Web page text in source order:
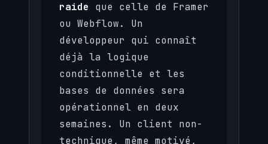
raide que celle de Framer
ou Webflow. Un
développeur qui connaît
déjà la logique
conditionnelle et les
bases de données sera
opérationnel en deux
semaines. Un client non-
technique, même motivé,